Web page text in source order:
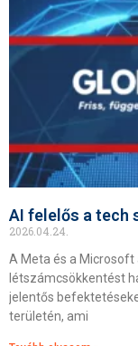
AI felelős a tech
2026.04.24.
A Meta és a Microsoft
létszámcsökkentést
jelentős
területén, ami